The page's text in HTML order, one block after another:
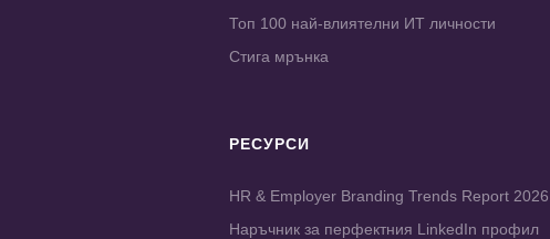
Топ 100 най-влиятелни ИТ личности
Стига мрънка
РЕСУРСИ
HR & Employer Branding Trends Report 2026
Наръчник за перфектния LinkedIn профил